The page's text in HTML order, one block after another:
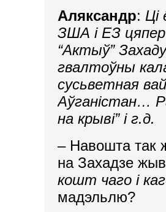
Аляксандр: Ці
ЗША і ЕЗ
“Актыў”
гвалтоўны
сусьветная
Аўганістан…
на крыві” і г.д.
– Навошта так
на Захадзе
кошт чаго і
мадэльлю?